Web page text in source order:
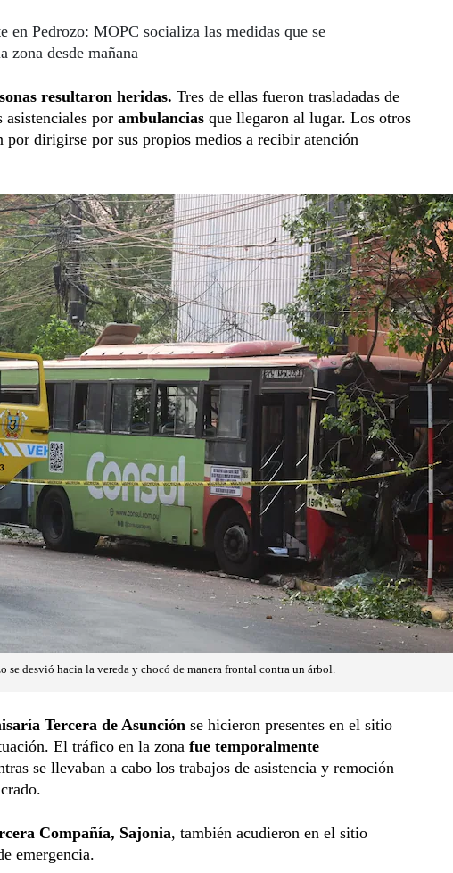
en Pedrozo: MOPC socializa las medidas que se
zona desde mañana
resultaron heridas. Tres de ellas fueron trasladadas de
asistenciales por ambulancias que llegaron al lugar. Los otros
por dirigirse por sus propios medios a recibir atención
desvió hacia la vereda y chocó de manera frontal contra un árbol.
Tercera de Asunción se hicieron presentes en el sitio
El tráfico en la zona fue temporalmente
se llevaban a cabo los trabajos de asistencia y remoción
Compañía, Sajonia, también acudieron en el sitio
emergencia.